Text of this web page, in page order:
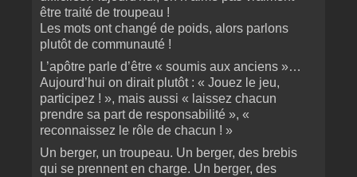
être traité de troupeau !
Les mots ont changé de poids, alors parlons
plutôt de communauté !
L’apôtre parle d’être « soumis aux anciens »…
Aujourd’hui on dirait plutôt : « Jouez le jeu,
participez ! », mais aussi « laissez chacun
prendre sa part de responsabilité », «
reconnaissez le rôle de chacun ! »
Un berger, un troupeau. Un berger, des brebis
qui se prennent en charge. Un berger, des